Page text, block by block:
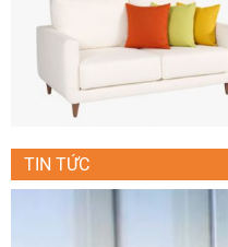
TIN TỨC